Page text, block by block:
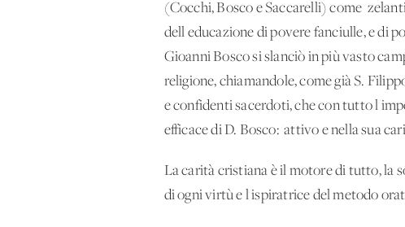
(Cocchi, Bosco e Saccarelli) come
dell'educazione di povere fanciulle, e di
Gioanni Bosco si slanciò in più vasto
religione, chiamandole, come già S.
e confidenti sacerdoti, che con tutto
efficace di D. Bosco: 'attivo e nella sua
La carità cristiana è il motore di tutto, la
di ogni virtù e l'ispiratrice del metodo